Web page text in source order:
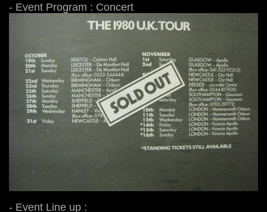
- Event Program : Concert
- Event Line up :